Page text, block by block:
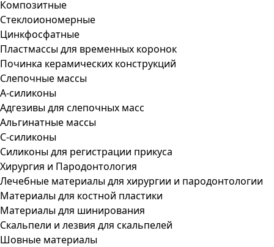
Композитные
Стеклоиономерные
Цинкфосфатные
Пластмассы для временных коронок
Починка керамических конструкций
Слепочные массы
А-силиконы
Адгезивы для слепочных масс
Альгинатные массы
С-силиконы
Силиконы для регистрации прикуса
Хирургия и Пародонтология
Лечебные материалы для хирургии и пародонтологии
Материалы для костной пластики
Материалы для шинирования
Скальпели и лезвия для скальпелей
Шовные материалы